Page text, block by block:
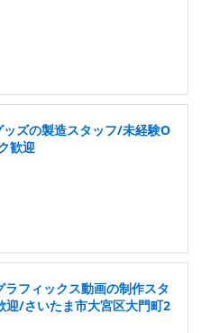
ッズの製造スタッフ/未経験O
歓迎
ラフィックス動画の制作スタ
迎/さいたま市大宮区大門町2